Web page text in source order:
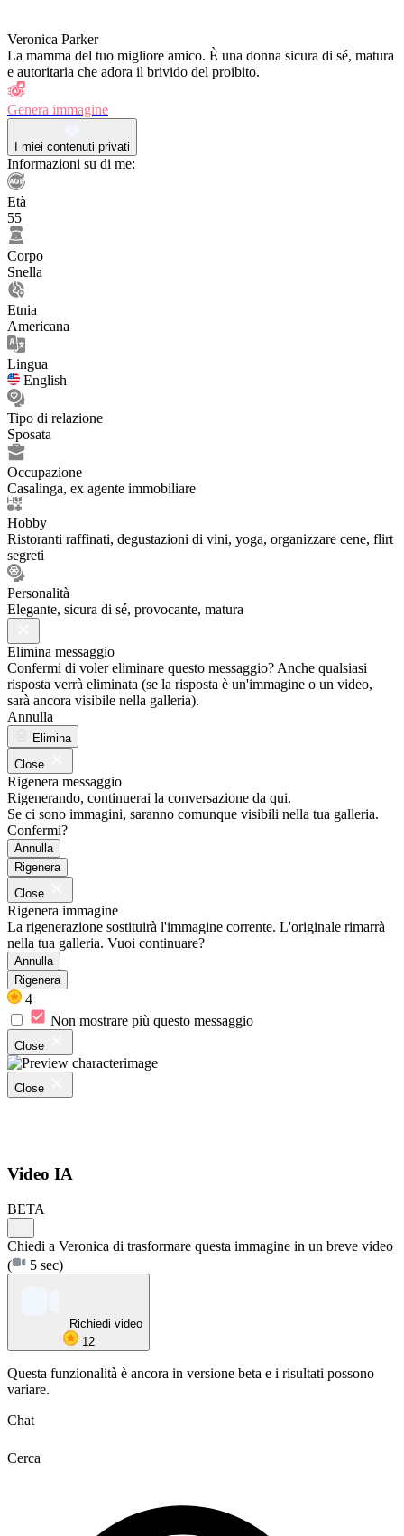
Veronica Parker
La mamma del tuo migliore amico. È una donna sicura di sé, matura
e autoritaria che adora il brivido del proibito.
Genera immagine
I miei contenuti privati
Informazioni su di me:
Età
55
Corpo
Snella
Etnia
Americana
Lingua
English
Tipo di relazione
Sposata
Occupazione
Casalinga, ex agente immobiliare
Hobby
Ristoranti raffinati, degustazioni di vini, yoga, organizzare cene, flirt
segreti
Personalità
Elegante, sicura di sé, provocante, matura
Elimina messaggio
Confermi di voler eliminare questo messaggio? Anche qualsiasi
risposta verrà eliminata (se la risposta è un'immagine o un video,
sarà ancora visibile nella galleria).
Annulla
Elimina
Close
Rigenera messaggio
Rigenerando, continuerai la conversazione da qui.
Se ci sono immagini, saranno comunque visibili nella tua galleria.
Confermi?
Annulla
Rigenera
Close
Rigenera immagine
La rigenerazione sostituirà l'immagine corrente. L'originale rimarrà
nella tua galleria. Vuoi continuare?
Annulla
Rigenera
4
Non mostrare più questo messaggio
Close
Close
Video IA
BETA
Chiedi a Veronica di trasformare questa immagine in un breve video
(
5 sec)
Richiedi video
12
Questa funzionalità è ancora in versione beta e i risultati possono
variare.
Chat
Cerca